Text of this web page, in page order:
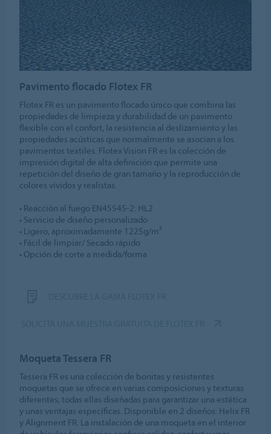
Pavimento flocado Flotex FR
Flotex FR es un pavimento flocado único que combina las
propiedades de limpieza y durabilidad de un pavimento
flexible con el confort, la resistencia al deslizamiento y las
propiedades acústicas que normalmente se asocian a los
pavimentos textiles. Flotex Vision FR es la colección de
impresión digital de alta definición que permite una
repetición del diseño de gran tamaño y la reproducción de
colores vívidos y realistas.
• Reacción al fuego EN45545-2: HL2
• Servicio de diseño personalizado
• Ligero, aproximadamente 1225g/m²
• Fácil de limpiar/ Secado rápido
• Opción de corte a medida/forma
Moqueta Tessera FR
Tessera FR es una colección de bonitas y resistentes
moquetas que se ofrece en varias composiciones y texturas
diferentes; todas ellas diseñadas para garantizar una estética
y unas ventajas específicas. Disponible en 2 diseños: Helix FR
y Alignment FR. La instalación de una moqueta en el interior